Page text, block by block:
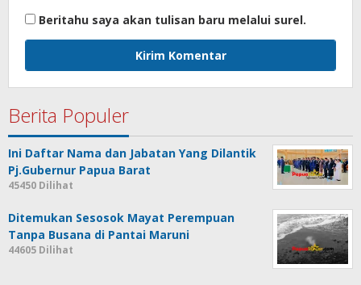
Beritahu saya akan tulisan baru melalui surel.
Berita Populer
Ini Daftar Nama dan Jabatan Yang Dilantik
Pj.Gubernur Papua Barat
45450 Dilihat
Ditemukan Sesosok Mayat Perempuan
Tanpa Busana di Pantai Maruni
44605 Dilihat